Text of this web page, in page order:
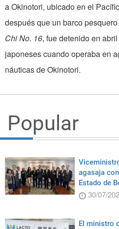
a Okinotori, ubicado en el
después que un barco
Chi No. 16, fue detenido en
japoneses cuando operaba en
náuticas de Okinotori.
Popular
agasaja
Estado de
30/07/
El ministro